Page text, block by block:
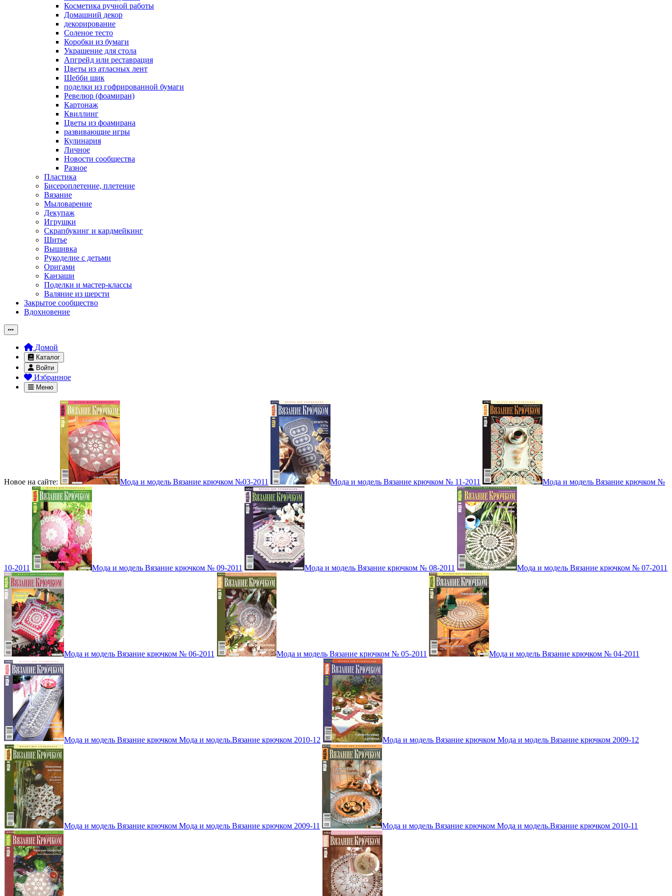
Косметика ручной работы
Домашний декор
декорирование
Соленое тесто
Коробки из бумаги
Украшение для стола
Апгрейд или реставрация
Цветы из атласных лент
Шебби шик
поделки из гофрированной бумаги
Ревелюр (фоамиран)
Картонаж
Квиллинг
Цветы из фоамирана
развивающие игры
Кулинария
Личное
Новости сообщества
Разное
Пластика
Бисероплетение, плетение
Вязание
Мыловарение
Декупаж
Игрушки
Скрапбукинг и кардмейкинг
Шитье
Вышивка
Рукоделие с детьми
Оригами
Канзаши
Поделки и мастер-классы
Валяние из шерсти
Закрытое сообщество
Вдохновение
Домой
Каталог
Войти
Избранное
Меню
Новое на сайте: Мода и модель Вязание крючком №03-2011 Мода и модель Вязание крючком № 11-2011 Мода и модель Вязание крючком №
10-2011 Мода и модель Вязание крючком № 09-2011 Мода и модель Вязание крючком № 08-2011 Мода и модель Вязание крючком № 07-2011
Мода и модель Вязание крючком № 06-2011 Мода и модель Вязание крючком № 05-2011 Мода и модель Вязание крючком № 04-2011
Мода и модель Вязание крючком Мода и модель.Вязание крючком 2010-12 Мода и модель Вязание крючком Мода и модель Вязание крючком 2009-12
Мода и модель Вязание крючком Мода и модель Вязание крючком 2009-11 Мода и модель Вязание крючком Мода и модель.Вязание крючком 2010-11